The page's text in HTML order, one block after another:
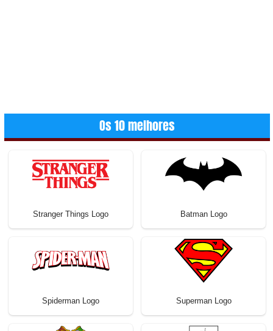
Os 10 melhores
Stranger Things Logo Batman Logo
Spiderman Logo Superman Logo